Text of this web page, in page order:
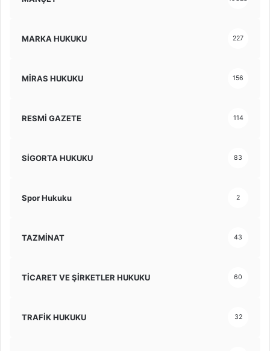
MARKA HUKUKU 227
MİRAS HUKUKU 156
RESMİ GAZETE 114
SİGORTA HUKUKU 83
Spor Hukuku 2
TAZMİNAT 43
TİCARET VE ŞİRKETLER HUKUKU 60
TRAFİK HUKUKU 32